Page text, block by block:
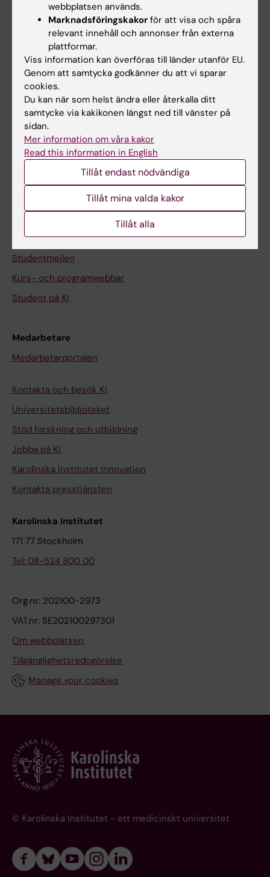
Utbildning
Forskarutbildning
Forskning
Om KI
På gång
Nyheter
Kalender
Schema
Studentmejlen
Kurs- och programwebbar
Student på KI
Medarbetare
Medarbetarportalen
Kontakta och besök KI
Universitetsbiblioteket
Stöd forskning och utbildning
Jobba på KI
Karolinska Institutet Innovation
Kontakta presstjänsten
Karolinska Institutet
171 77 Stockholm
Tel: 08-524 800 00
Org.nr: 202100-2973
VAT.nr: SE202100297301
Om webbplatsen
Tillgänglighetsredogörelse
Manage your cookies
© Karolinska Institutet - ett medicinskt universitet
webbplatsen används.
Marknadsföringskakor för att visa och spåra
relevant innehåll och annonser från externa
plattformar.
Viss information kan överföras till länder utanför EU.
Genom att samtycka godkänner du att vi sparar
cookies.
Du kan när som helst ändra eller återkalla ditt
samtycke via kakikonen längst ned till vänster på
sidan.
Mer information om våra kakor
Read this information in English
Tillåt endast nödvändiga
Tillåt mina valda kakor
Tillåt alla